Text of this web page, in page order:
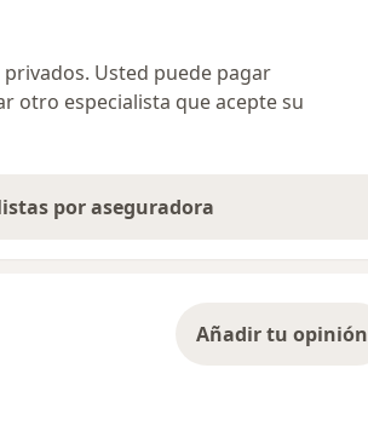
Usted puede pagar
otro especialista que acepte su
por aseguradora
Añadir tu opinión